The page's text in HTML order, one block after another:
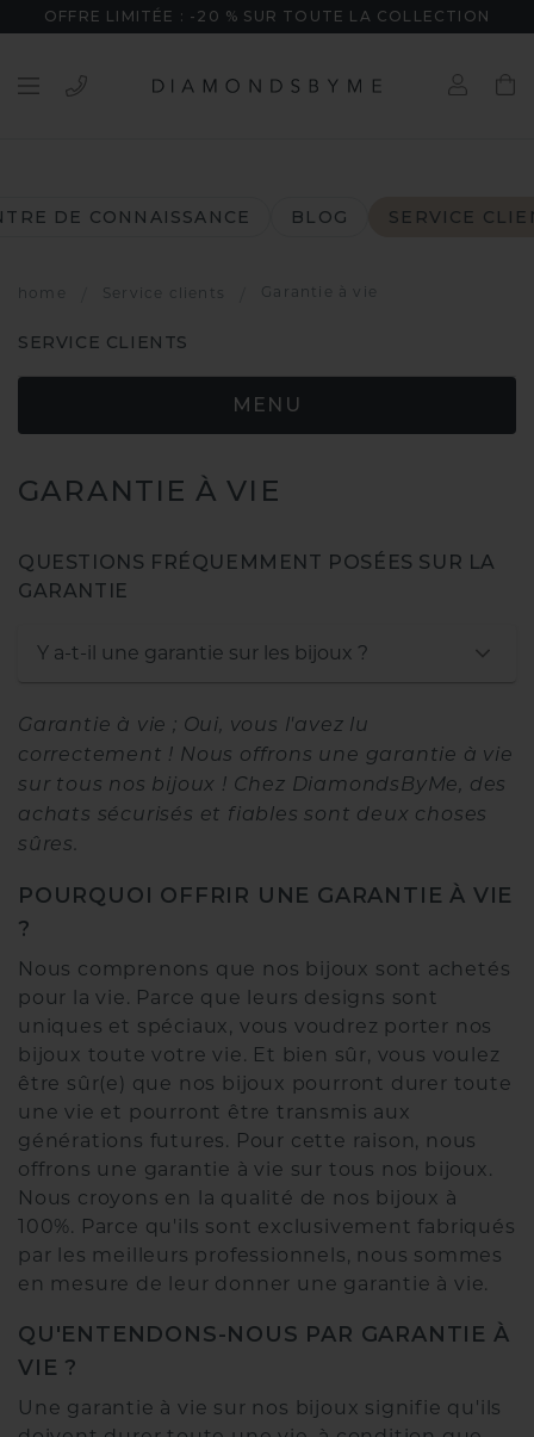
OFFRE LIMITÉE : -20 % SUR TOUTE LA COLLECTION
DE CONNAISSANCE BLOG SERVICE
home Service clients Garantie à vie
SERVICE CLIENTS
MENU
GARANTIE À VIE
QUESTIONS FRÉQUEMMENT POSÉES SUR LA
GARANTIE
Y a-t-il une garantie sur les bijoux ?
Garantie à vie ; Oui, vous l'avez lu
correctement ! Nous offrons une garantie à vie
sur tous nos bijoux ! Chez DiamondsByMe, des
achats sécurisés et fiables sont deux choses
sûres.
POURQUOI OFFRIR UNE GARANTIE À VIE
?
Nous comprenons que nos bijoux sont achetés
pour la vie. Parce que leurs designs sont
uniques et spéciaux, vous voudrez porter nos
bijoux toute votre vie. Et bien sûr, vous voulez
être sûr(e) que nos bijoux pourront durer toute
une vie et pourront être transmis aux
générations futures. Pour cette raison, nous
offrons une garantie à vie sur tous nos bijoux.
Nous croyons en la qualité de nos bijoux à
100%. Parce qu'ils sont exclusivement fabriqués
par les meilleurs professionnels, nous sommes
en mesure de leur donner une garantie à vie.
QU'ENTENDONS-NOUS PAR GARANTIE À
VIE ?
Une garantie à vie sur nos bijoux signifie qu'ils